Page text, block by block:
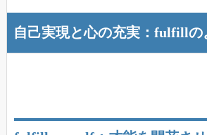
自己実現と心の充実：fulfillの